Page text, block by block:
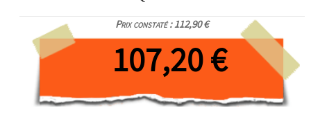
Prix constaté : 112,90 €
107,20 €